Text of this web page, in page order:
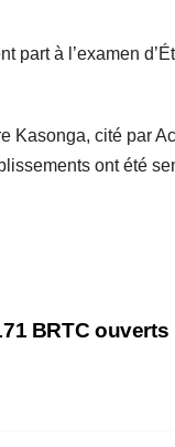
part à l’examen
Kasonga, cité par
ont été
BRTC ouverts